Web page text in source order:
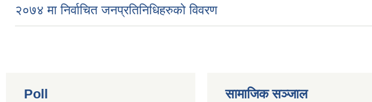
२०७४ मा निर्वाचित जनप्रतिनिधिहरुको विवरण
Poll सामाजिक सञ्जाल